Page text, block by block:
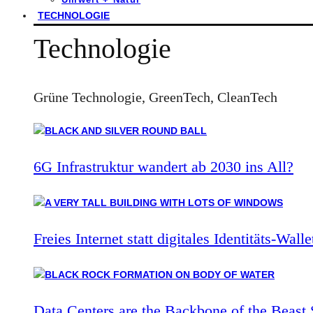
TECHNOLOGIE
Technologie
Grüne Technologie, GreenTech, CleanTech
6G Infrastruktur wandert ab 2030 ins All?
Freies Internet statt digitales Identitäts-